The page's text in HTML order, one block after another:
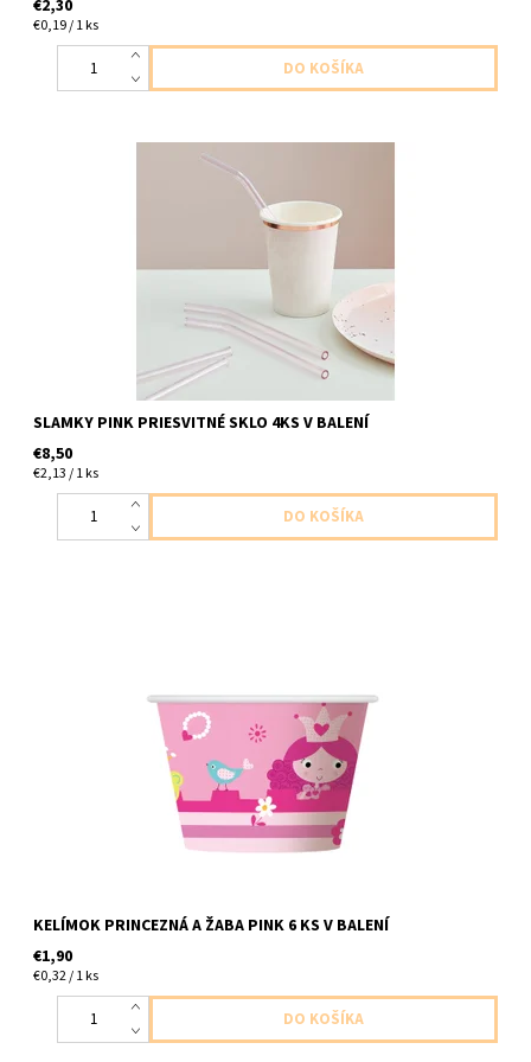
€2,30
€0,19 / 1 ks
sklené slamky priesvitne ružove 4ks baleni balenie obsahuje aj
SLAMKY PINK PRIESVITNÉ SKLO 4KS V BALENÍ
€8,50
€2,13 / 1 ks
KELÍMOK PRINCEZNÁ A ŽABA PINK 6 KS V BALENÍ
€1,90
€0,32 / 1 ks